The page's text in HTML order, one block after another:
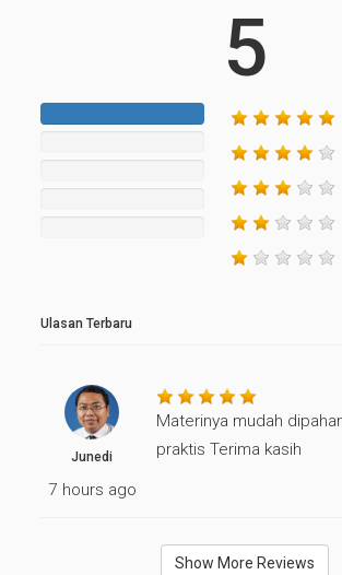
5
Complete
Complete
Complete
Complete
Ulasan Terbaru
Junedi
7 hours ago
Materinya mudah
praktis Terima kasih
Show More Reviews